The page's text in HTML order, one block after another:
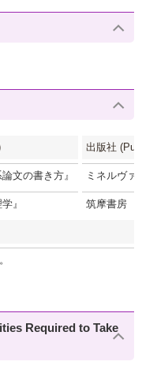
出版社
文の書き方』 ミネルヴァ
』 筑摩書房
Required to Take